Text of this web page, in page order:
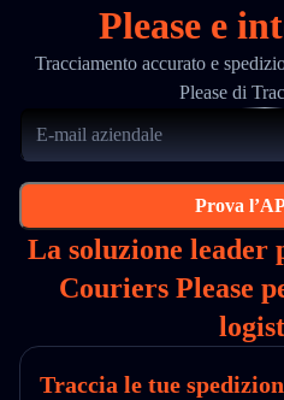
Please e
Tracciamento accurato e
Please di
Prova
La soluzione leader
Couriers Please
Traccia le tue